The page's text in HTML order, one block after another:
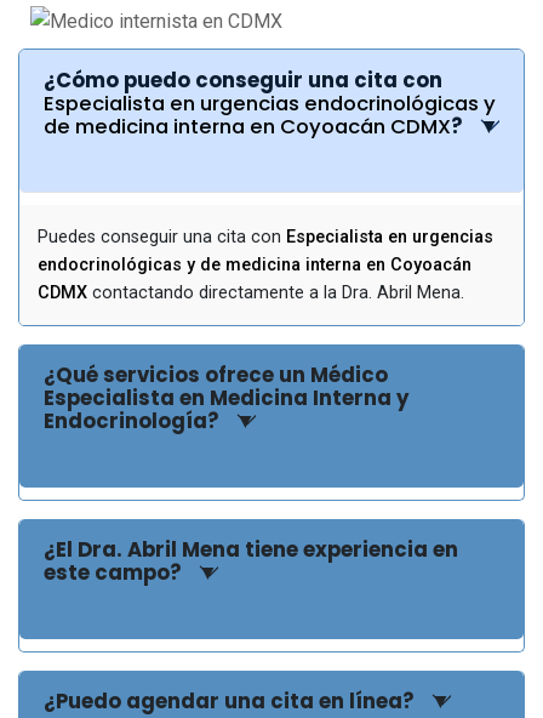
¿Cómo puedo conseguir una cita con
Especialista en urgencias endocrinológicas y
de medicina interna en Coyoacán CDMX?
Puedes conseguir una cita con Especialista en urgencias
endocrinológicas y de medicina interna en Coyoacán
CDMX contactando directamente a la Dra. Abril Mena.
¿Qué servicios ofrece un Médico
Especialista en Medicina Interna y
Endocrinología?
¿El Dra. Abril Mena tiene experiencia en
este campo?
¿Puedo agendar una cita en línea?